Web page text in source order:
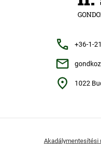
+36-1-
1022
Akadálymentesítési